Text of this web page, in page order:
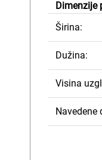
Dimenzije
Širina:
Dužina:
Visina
Navedene